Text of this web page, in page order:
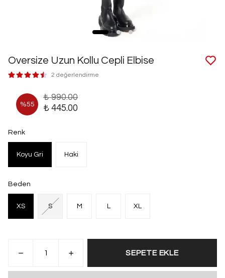
Oversize Uzun Kollu Cepli Elbise
2 değerlendirme
%55
₺ 990.00
₺ 445.00
Renk
Koyu Gri Haki
Beden
XS S M L XL
SEPETE EKLE